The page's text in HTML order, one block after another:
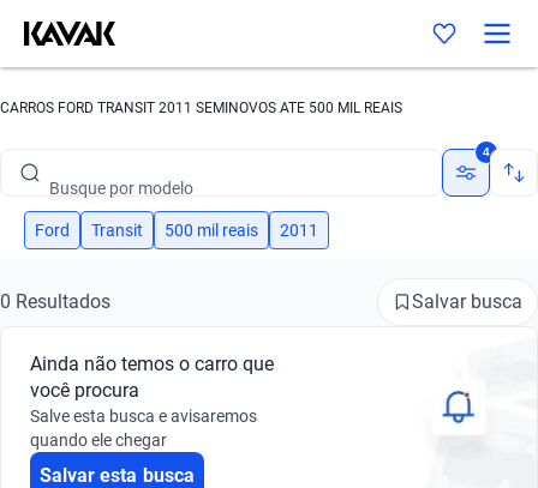
CARROS FORD TRANSIT 2011 SEMINOVOS ATE 500 MIL REAIS
Busque por versão
Busque por marca
Busque por modelo
Busque por versão
4
Ford Transit 500 mil reais 2011
0 Resultados Salvar busca
Ainda não temos o carro que
você procura
Salve esta busca e avisaremos
quando ele chegar
Salvar esta busca